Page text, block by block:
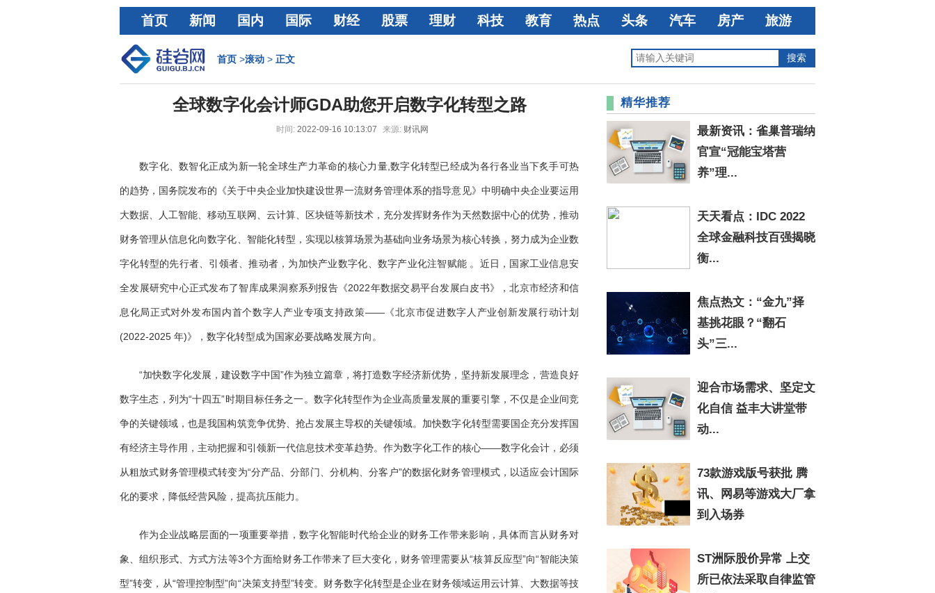
首页 新闻 国内 国际 财经 股票 理财 科技 教育 热点 头条 汽车 房产
旅游
经济
首页>滚动> 正文
全球数字化会计师GDA助您开启数字化转型之路
时间: 2022-09-16 10:13:07 来源: 财讯网
数字化、数智化正成为新一轮全球生产力革命的核心力量,数字化转型已经成为各行各业当下炙手可热
的趋势，国务院发布的《关于中央企业加快建设世界一流财务管理体系的指导意见》中明确中央企业要运用
大数据、人工智能、移动互联网、云计算、区块链等新技术，充分发挥财务作为天然数据中心的优势，推动
财务管理从信息化向数字化、智能化转型，实现以核算场景为基础向业务场景为核心转换，努力成为企业数
字化转型的先行者、引领者、推动者，为加快产业数字化、数字产业化注智赋能 。近日，国家工业信息安
全发展研究中心正式发布了智库成果洞察系列报告《2022年数据交易平台发展白皮书》，北京市经济和信
息化局正式对外发布国内首个数字人产业专项支持政策——《北京市促进数字人产业创新发展行动计划
(2022-2025 年)》，数字化转型成为国家必要战略发展方向。
“加快数字化发展，建设数字中国”作为独立篇章，将打造数字经济新优势，坚持新发展理念，营造良好
数字生态，列为“十四五”时期目标任务之一。数字化转型作为企业高质量发展的重要引擎，不仅是企业间竞
争的关键领域，也是我国构筑竞争优势、抢占发展主导权的关键领域。加快数字化转型需要国企充分发挥国
有经济主导作用，主动把握和引领新一代信息技术变革趋势。作为数字化工作的核心——数字化会计，必须
从粗放式财务管理模式转变为“分产品、分部门、分机构、分客户”的数据化财务管理模式，以适应会计国际
化的要求，降低经营风险，提高抗压能力。
作为企业战略层面的一项重要举措，数字化智能时代给企业的财务工作带来影响，具体而言从财务对
象、组织形式、方式方法等3个方面给财务工作带来了巨大变化，财务管理需要从“核算反应型”向“智能决策
型”转变，从“管理控制型”向“决策支持型”转变。财务数字化转型是企业在财务领域运用云计算、大数据等技
精华推荐
最新资讯：雀巢普瑞纳
官宣“冠能宝塔营
养”理...
天天看点：IDC 2022
全球金融科技百强揭晓
衡...
焦点热文：“金九”择
基挑花眼？“翻石
头”三...
迎合市场需求、坚定文
化自信 益丰大讲堂带
动...
73款游戏版号获批 腾
讯、网易等游戏大厂拿
到入场券
ST洲际股价异常 上交
所已依法采取自律监管